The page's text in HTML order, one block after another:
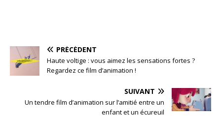
PRÉCÉDENT
Haute voltige : vous aimez les sensations fortes ?
Regardez ce film d’animation !
SUIVANT
Un tendre film d’animation sur l’amitié entre un
enfant et un écureuil